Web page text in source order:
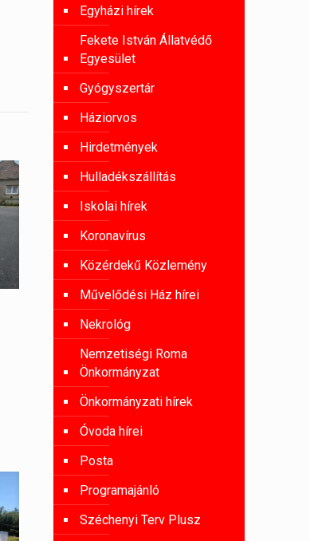
Egyházi hírek
Fekete István Állatvédő
Egyesület
Gyógyszertár
Háziorvos
Hirdetmények
Hulladékszállítás
Iskolai hírek
Koronavírus
Közérdekű Közlemény
Művelődési Ház hírei
Nekrológ
Nemzetiségi Roma
Önkormányzat
Önkormányzati hírek
Óvoda hírei
Posta
Programajánló
Széchenyi Terv Plusz